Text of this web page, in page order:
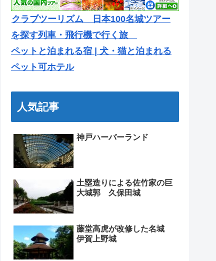
クラブツーリズム 日本100名城ツアー
を探す列車・飛行機で行く旅
ペットと泊まれる宿 | 犬・猫と泊まれる
ペット可ホテル
人気記事
神戸ハーバーランド
土塁造りによる佐竹家の巨
大城郭 久保田城
藤堂高虎が改修した名城
伊賀上野城